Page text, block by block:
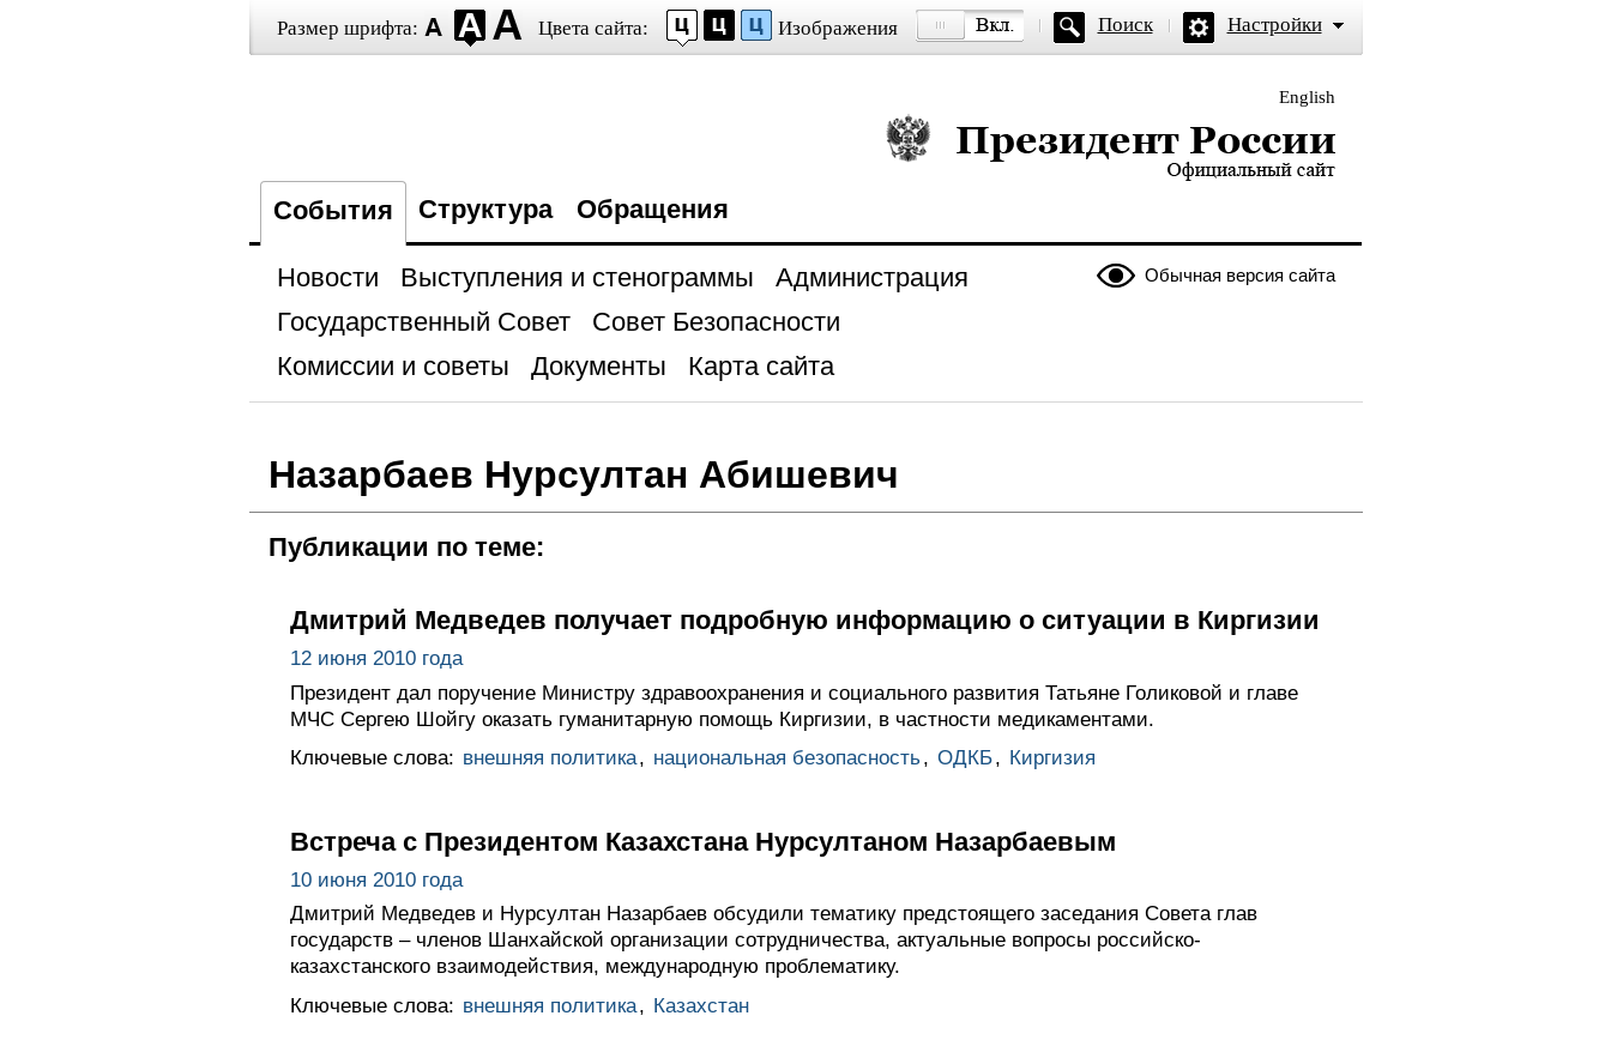
Размер шрифта: Цвета сайта: Изображения Поиск Настройки
English
Президент России — официальный сайт
События Структура Обращения
Обычная версия сайта
Новости Выступления и стенограммы
Администрация
Государственный Совет
Совет Безопасности
Комиссии и советы
Документы Карта сайта
Назарбаев Нурсултан Абишевич
Публикации по теме:
Дмитрий Медведев получает подробную информацию о ситуации в Киргизии
12 июня 2010 года
Президент дал поручение Министру здравоохранения и социального развития Татьяне Голиковой и главе
МЧС Сергею Шойгу оказать гуманитарную помощь Киргизии, в частности медикаментами.
Ключевые слова: внешняя политика, национальная безопасность, ОДКБ, Киргизия
Встреча с Президентом Казахстана Нурсултаном Назарбаевым
10 июня 2010 года
Дмитрий Медведев и Нурсултан Назарбаев обсудили тематику предстоящего заседания Совета глав
государств – членов Шанхайской организации сотрудничества, актуальные вопросы российско-
казахстанского взаимодействия, международную проблематику.
Ключевые слова: внешняя политика, Казахстан